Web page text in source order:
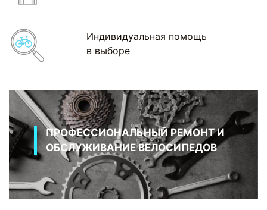
Индивидуальная помощь
в выборе
ПРОФЕССИОНАЛЬНЫЙ РЕМОНТ И
ОБСЛУЖИВАНИЕ ВЕЛОСИПЕДОВ